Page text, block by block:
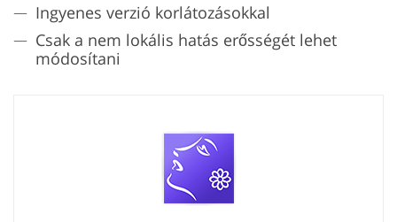
Ingyenes verzió korlátozásokkal
Csak a nem lokális hatás erősségét lehet
módosítani